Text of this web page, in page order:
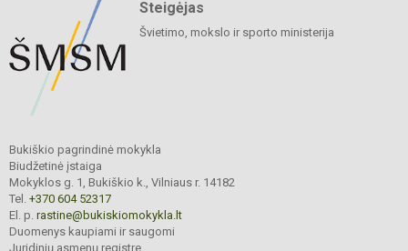
Steigėjas
Švietimo, mokslo ir sporto ministerija
Bukiškio pagrindinė mokykla
Biudžetinė įstaiga
Mokyklos g. 1, Bukiškio k., Vilniaus r. 14182
Tel. +370 604 52317
El. p. rastine@bukiskiomokykla.lt
Duomenys kaupiami ir saugomi
Juridinių asmenų registre